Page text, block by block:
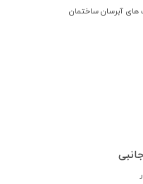
های آبرسان ساختمان